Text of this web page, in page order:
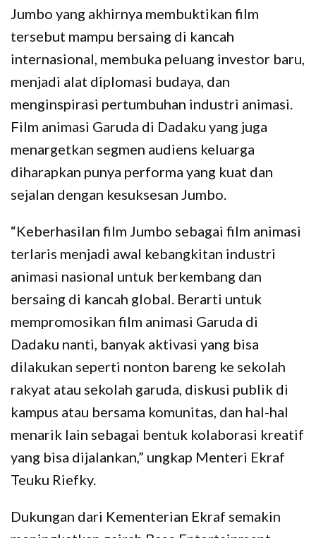
Jumbo yang akhirnya membuktikan film
tersebut mampu bersaing di kancah
internasional, membuka peluang investor baru,
menjadi alat diplomasi budaya, dan
menginspirasi pertumbuhan industri animasi.
Film animasi Garuda di Dadaku yang juga
menargetkan segmen audiens keluarga
diharapkan punya performa yang kuat dan
sejalan dengan kesuksesan Jumbo.
“Keberhasilan film Jumbo sebagai film animasi
terlaris menjadi awal kebangkitan industri
animasi nasional untuk berkembang dan
bersaing di kancah global. Berarti untuk
mempromosikan film animasi Garuda di
Dadaku nanti, banyak aktivasi yang bisa
dilakukan seperti nonton bareng ke sekolah
rakyat atau sekolah garuda, diskusi publik di
kampus atau bersama komunitas, dan hal-hal
menarik lain sebagai bentuk kolaborasi kreatif
yang bisa dijalankan,” ungkap Menteri Ekraf
Teuku Riefky.
Dukungan dari Kementerian Ekraf semakin